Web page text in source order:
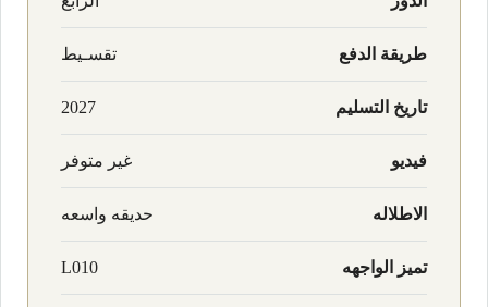
طريقة الدفع تقسـيط
تاريخ التسليم 2027
فيديو غير متوفر
الاطلاله حديقه واسعه
تميز الواجهه L010